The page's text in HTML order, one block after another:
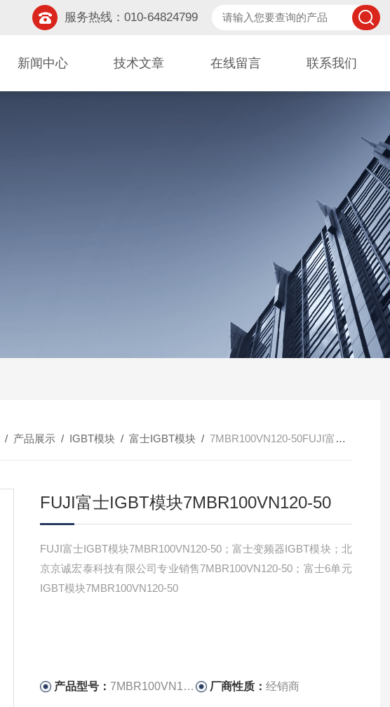
服务热线：010-64824799
新闻中心 技术文章 在线留言 联系我们
产品展示/ IGBT模块/ 富士IGBT模块/ 7MBR100VN120-50FUJI富士IGBT模块7MBR100VN120-50
FUJI富士IGBT模块7MBR100VN120-50
FUJI富士IGBT模块7MBR100VN120-50；富士变频器IGBT模块；北
京京诚宏泰科技有限公司专业销售7MBR100VN120-50；富士6单元
IGBT模块7MBR100VN120-50
产品型号： 7MBR100VN120-50 厂商性质：经销商